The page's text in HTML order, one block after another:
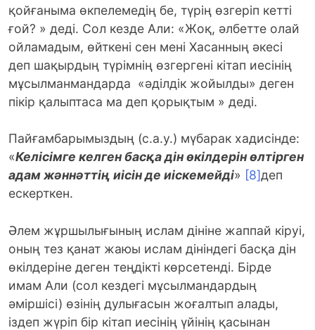
қойғаныма өкпелемедің бе, түрің өзгеріп кетті
ғой? » деді. Сол кезде Али: «Жоқ, әлбетте олай
ойламадым, өйткені сен мені Хасанның әкесі
деп шақырдың түрімнің өзгергені кітап иесінің
мұсылманмандарда «әділдік жойылды» деген
пікір қалыптаса ма деп қорықтым » деді.
Пайғамбарымыздың (с.а.у.) мүбарак хадисінде:
«Келісімге келген басқа дін өкілдерін өлтірген
адам жәннәттің иісін де иіскемейді» [8]деп
ескерткен.
Әлем жұршылығының ислам дініне жаппай кіруі,
оның тез қанат жаюы ислам дініндегі басқа дін
өкілдеріне деген теңдікті көрсетенді. Бірде
имам Али (сол кездегі мұсылмандардың
әміршісі) өзінің дулығасын жоғалтып алады,
іздеп жүріп бір кітап иесінің үйінің қасынан